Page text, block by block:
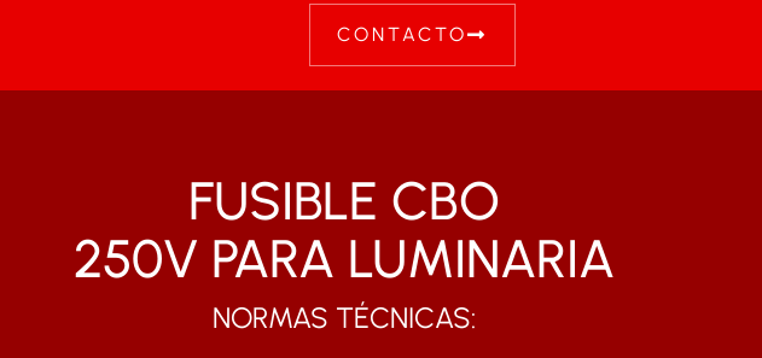
CONTACTO
FUSIBLE CBO
250V PARA LUMINARIA
NORMAS TÉCNICAS: